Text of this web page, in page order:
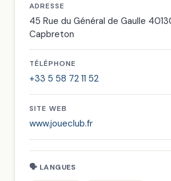
ADRESSE
45 Rue du Général de Gaulle
Capbreton
TÉLÉPHONE
+33 5 58 72 11 52
SITE WEB
www.joueclub.fr
🗣 LANGUES